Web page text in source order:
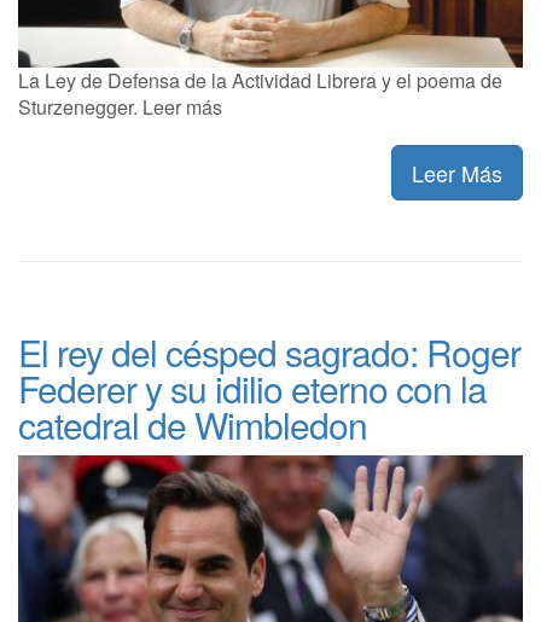
La Ley de Defensa de la Actividad Librera y el poema de
Sturzenegger. Leer más
Leer Más
El rey del césped sagrado: Roger
Federer y su idilio eterno con la
catedral de Wimbledon